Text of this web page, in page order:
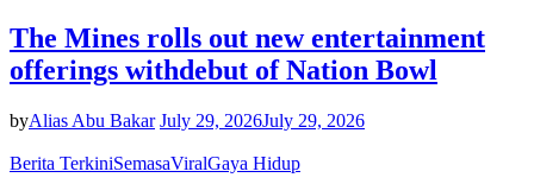
The Mines rolls out new entertainment
offerings withdebut of Nation Bowl
byAlias Abu Bakar July 29, 2026July 29, 2026
Berita TerkiniSemasaViralGaya Hidup